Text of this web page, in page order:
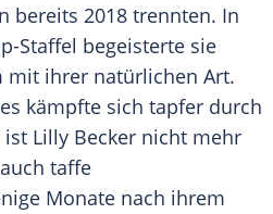
bereits 2018 trennten. In
Staffel begeisterte sie
mit ihrer natürlichen Art.
kämpfte sich tapfer durch
Lilly Becker nicht mehr
taffe
Monate nach ihrem